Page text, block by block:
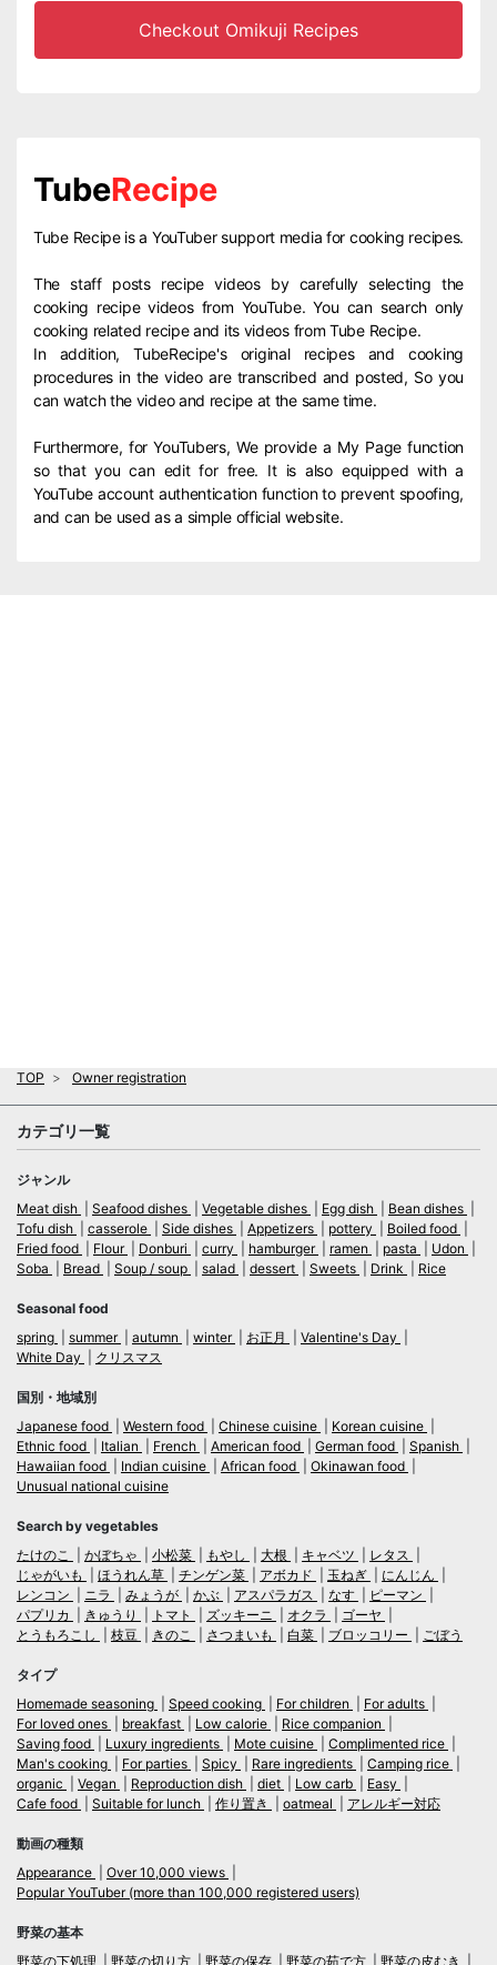
Checkout Omikuji Recipes
TubeRecipe
Tube Recipe is a YouTuber support media for cooking recipes.
The staff posts recipe videos by carefully selecting the
cooking recipe videos from YouTube. You can search only
cooking related recipe and its videos from Tube Recipe.
In addition, TubeRecipe's original recipes and cooking
procedures in the video are transcribed and posted, So you
can watch the video and recipe at the same time.
Furthermore, for YouTubers, We provide a My Page function
so that you can edit for free. It is also equipped with a
YouTube account authentication function to prevent spoofing,
and can be used as a simple official website.
TOP Owner registration
カテゴリ一覧
ジャンル
Meat dish
Seafood dishes Vegetable dishes Egg dish
Bean dishes
Tofu dish
casserole Side dishes Appetizers pottery
Boiled food
Fried food
Flour Donburi curry hamburger ramen pasta
Udon
Soba
Bread Soup / soup salad dessert Sweets Drink Rice
Seasonal food
spring
summer autumn winter お正月
Valentine's Day
White Day
クリスマス
国別・地域別
Japanese food
Western food Chinese cuisine
Korean cuisine
Ethnic food
Italian French American food German food
Spanish
Hawaiian food
Indian cuisine African food
Okinawan food
Unusual national cuisine
Search by vegetables
たけのこ
かぼちゃ 小松菜 もやし 大根 キャベツ
レタス
じゃがいも
ほうれん草 チンゲン菜 アボカド 玉ねぎ
にんじん
レンコン
ニラ みょうが かぶ アスパラガス なす
ピーマン
パプリカ
きゅうり トマト ズッキーニ オクラ
ゴーヤ
とうもろこし
枝豆 きのこ さつまいも 白菜 ブロッコリー ごぼう
タイプ
Homemade seasoning
Speed cooking For children
For adults
For loved ones
breakfast Low calorie
Rice companion
Saving food
Luxury ingredients Mote cuisine
Complimented rice
Man's cooking
For parties Spicy Rare ingredients
Camping rice
organic
Vegan Reproduction dish diet Low carb
Easy
Cafe food
Suitable for lunch 作り置き oatmeal アレルギー対応
動画の種類
Appearance
Over 10,000 views
Popular YouTuber (more than 100,000 registered users)
野菜の基本
野菜の下処理
野菜の切り方 野菜の保存 野菜の茹で方 野菜の皮むき